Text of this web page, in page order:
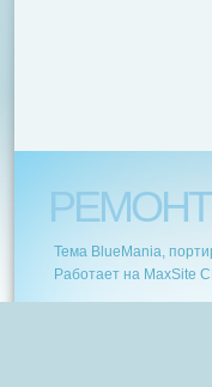
Тема BlueMania,
Работает на MaxSite